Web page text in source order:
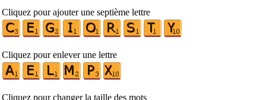
Cliquez pour ajouter une septième lettre
Cliquez pour enlever une lettre
Cliquez pour changer la taille des mots